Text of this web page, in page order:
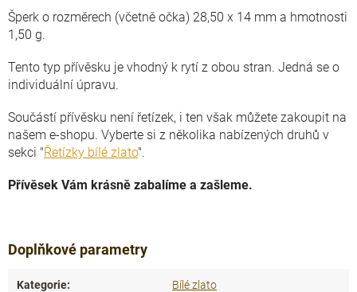
Šperk o rozměrech (včetně očka) 28,50 x 14 mm a hmotnosti
1,50 g.
Tento typ přívěsku je vhodný k rytí z obou stran. Jedná se o
individuální úpravu.
Součástí přívěsku není řetízek, i ten však můžete zakoupit na
našem e-shopu. Vyberte si z několika nabízených druhů v
sekci "Řetízky bílé zlato".
Přívěsek Vám krásně zabalíme a zašleme.
Doplňkové parametry
Kategorie: Bílé zlato